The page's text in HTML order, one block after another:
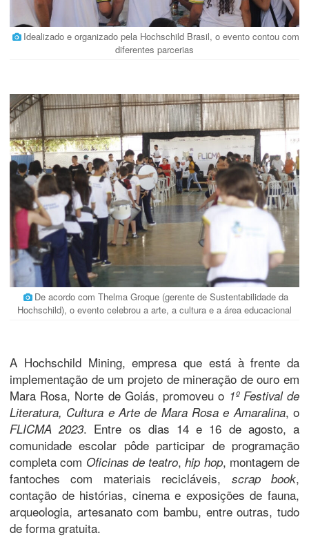
Idealizado e organizado pela Hochschild Brasil, o evento contou com
diferentes parcerias
De acordo com Thelma Groque (gerente de Sustentabilidade da
Hochschild), o evento celebrou a arte, a cultura e a área educacional
A Hochschild Mining, empresa que está à frente da
implementação de um projeto de mineração de ouro em
Mara Rosa, Norte de Goiás, promoveu o 1º Festival de
Literatura, Cultura e Arte de Mara Rosa e Amaralina, o
FLICMA 2023. Entre os dias 14 e 16 de agosto, a
comunidade escolar pôde participar de programação
completa com Oficinas de teatro,hip hop, montagem de
fantoches com materiais recicláveis, scrap book,
contação de histórias, cinema e exposições de fauna,
arqueologia, artesanato com bambu, entre outras, tudo
de forma gratuita.